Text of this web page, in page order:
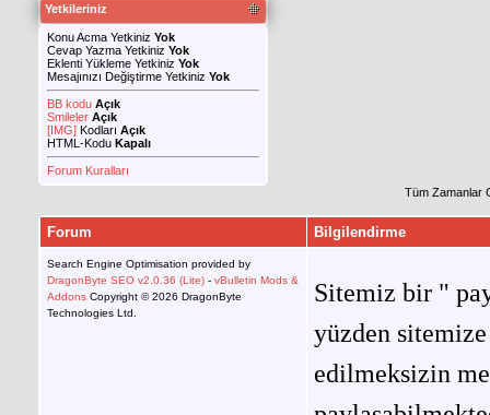
Yetkileriniz
Konu Acma Yetkiniz Yok
Cevap Yazma Yetkiniz Yok
Eklenti Yükleme Yetkiniz Yok
Mesajınızı Değiştirme Yetkiniz Yok
BB kodu Açık
Smileler Açık
[IMG] Kodları Açık
HTML-Kodu Kapalı
Forum Kuralları
Tüm Zamanlar
Forum Bilgilendirme
Search Engine Optimisation provided by
DragonByte SEO v2.0.36 (Lite) - vBulletin Mods &
Addons Copyright © 2026 DragonByte
Technologies Ltd.
Sitemiz bir "
yüzden
edilmeksizin